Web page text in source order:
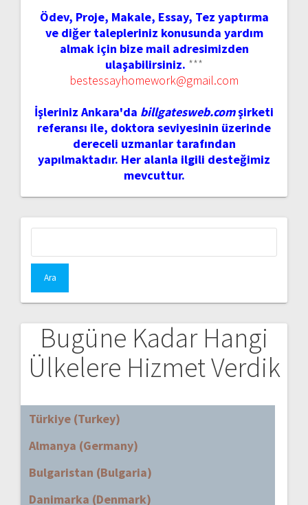
Ödev, Proje, Makale, Essay, Tez yaptırma
ve diğer talepleriniz konusunda yardım
almak için bize mail adresimizden
ulaşabilirsiniz. ***
bestessayhomework@gmail.com
İşleriniz Ankara'da billgatesweb.comşirketi
referansı ile, doktora seviyesinin üzerinde
dereceli uzmanlar tarafından
yapılmaktadır. Her alanla ilgili desteğimiz
mevcuttur.
Bugüne Kadar Hangi
Ülkelere Hizmet Verdik
Türkiye (Turkey)
Almanya (Germany)
Bulgaristan (Bulgaria)
Danimarka (Denmark)